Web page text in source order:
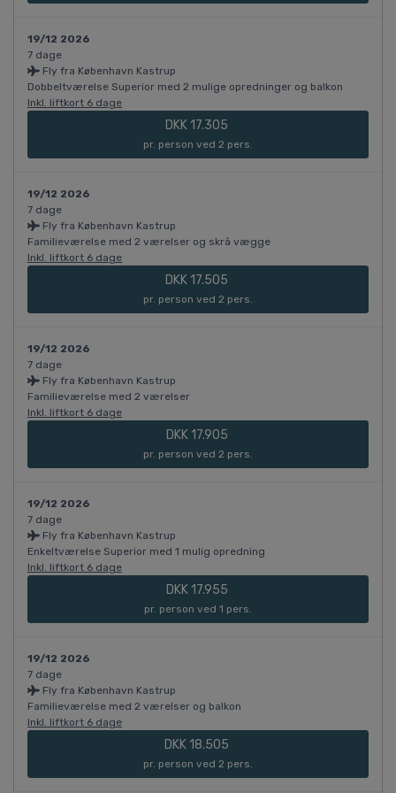
19/12 2026
7 dage
Fly fra København Kastrup
Dobbeltværelse Superior med 2 mulige opredninger og balkon
Inkl. liftkort 6 dage
DKK 17.305
pr. person ved 2 pers.
19/12 2026
7 dage
Fly fra København Kastrup
Familieværelse med 2 værelser og skrå vægge
Inkl. liftkort 6 dage
DKK 17.505
pr. person ved 2 pers.
19/12 2026
7 dage
Fly fra København Kastrup
Familieværelse med 2 værelser
Inkl. liftkort 6 dage
DKK 17.905
pr. person ved 2 pers.
19/12 2026
7 dage
Fly fra København Kastrup
Enkeltværelse Superior med 1 mulig opredning
Inkl. liftkort 6 dage
DKK 17.955
pr. person ved 1 pers.
19/12 2026
7 dage
Fly fra København Kastrup
Familieværelse med 2 værelser og balkon
Inkl. liftkort 6 dage
DKK 18.505
pr. person ved 2 pers.